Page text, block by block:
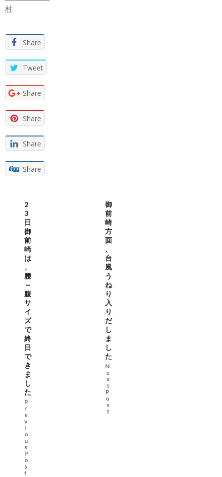
村
Share
Tweet
Share
Share
Share
Share
2
3
日
御
前
崎
は
、
腰
～
腹
サ
イ
ズ
で
終
日
で
き
ま
し
た
P
r
e
v
i
o
u
s
P
o
s
t
御
前
崎
方
面
、
台
風
う
ね
り
入
り
だ
し
ま
し
た
N
e
x
t
P
o
s
t